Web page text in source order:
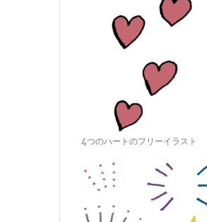
4つのハートのフリーイラスト